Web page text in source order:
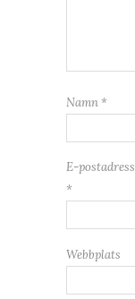
Namn *
E-postadress
*
Webbplats